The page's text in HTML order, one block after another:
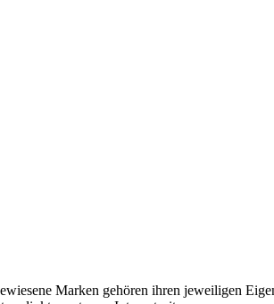
Marken gehören ihren jeweiligen